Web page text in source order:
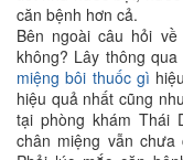
căn bệnh hơn cả.
Bên ngoài câu hỏi
không? Lây thông
miệng bôi thuốc gì
hiệu quả nhất cũng
tại phòng khám Thái
chân miệng vẫn